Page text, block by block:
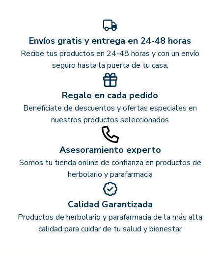
Envíos gratis y entrega en 24-48 horas
Recibe tus productos en 24-48 horas y con un envío
seguro hasta la puerta de tu casa.
Regalo en cada pedido
Benefíciate de descuentos y ofertas especiales en
nuestros productos seleccionados
Asesoramiento experto
Somos tu tienda online de confianza en productos de
herbolario y parafarmacia
Calidad Garantizada
Productos de herbolario y parafarmacia de la más alta
calidad para cuidar de tu salud y bienestar